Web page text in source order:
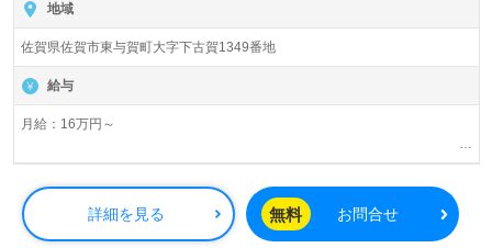
地域
佐賀県佐賀市東与賀町大字下古賀1349番地
給与
月給：16万円～
基本給135,000円～190,000円
処遇改善手当25,000円～25,000円
＊夜勤手当 ５，５００円／回
詳細を見る 無料 お問合せ